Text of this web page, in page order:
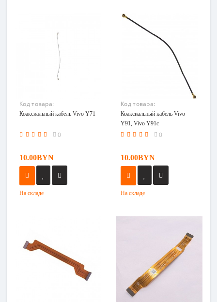
Код товара:
Коаксиальный кабель
Коаксиальный кабель Vivo Y71
0
10.00BYN
На складе
Код товара:
Коаксиальный кабель
Vivo Y91, Vivo Y91c
Коаксиальный кабель Vivo
Y91, Vivo Y91c
0
10.00BYN
На складе